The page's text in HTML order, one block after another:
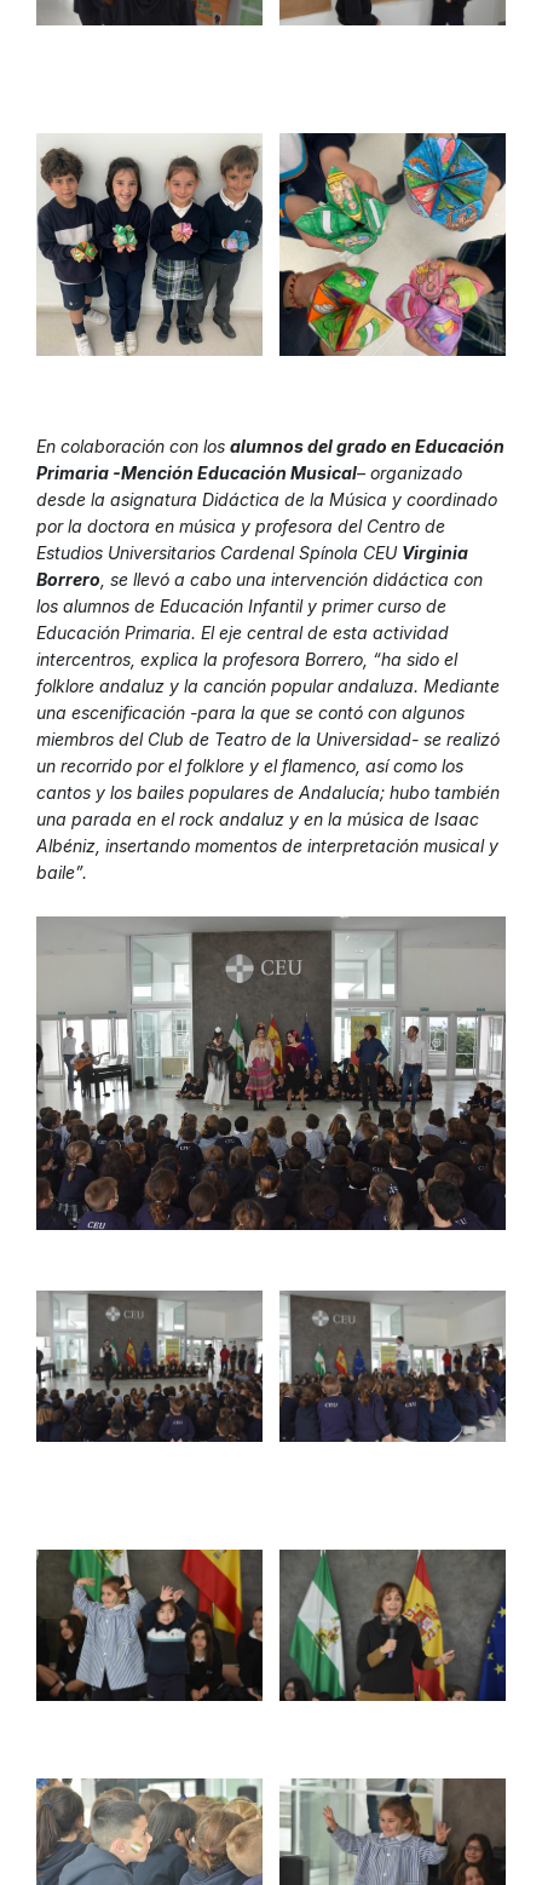
En colaboración con los alumnos del grado en Educación
Primaria -Mención Educación Musical– organizado
desde la asignatura Didáctica de la Música y coordinado
por la doctora en música y profesora del Centro de
Estudios Universitarios Cardenal Spínola CEU Virginia
Borrero , se llevó a cabo una intervención didáctica con
los alumnos de Educación Infantil y primer curso de
Educación Primaria. El eje central de esta actividad
intercentros, explica la profesora Borrero, “ha sido el
folklore andaluz y la canción popular andaluza. Mediante
una escenificación -para la que se contó con algunos
miembros del Club de Teatro de la Universidad- se realizó
un recorrido por el folklore y el flamenco, así como los
cantos y los bailes populares de Andalucía; hubo también
una parada en el rock andaluz y en la música de Isaac
Albéniz, insertando momentos de interpretación musical y
baile”.